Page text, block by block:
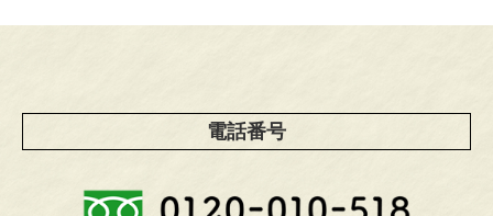
電話番号